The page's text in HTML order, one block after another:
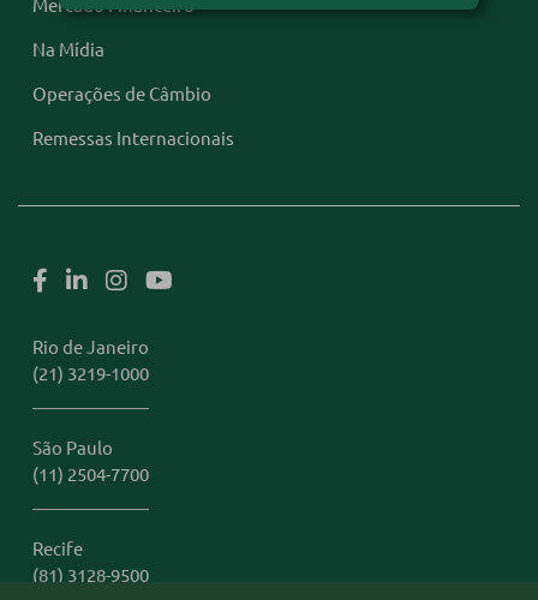
Na Mídia
Operações de Câmbio
Remessas Internacionais
Rio de Janeiro
(21) 3219-1000
São Paulo
(11) 2504-7700
Recife
(81) 3128-9500